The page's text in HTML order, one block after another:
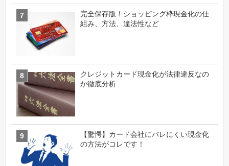
完全保存版！ショッピング枠現金化の仕
組み、方法、違法性など
クレジットカード現金化が法律違反なの
か徹底分析
【驚愕】カード会社にバレにくい現金化
の方法がコレです！